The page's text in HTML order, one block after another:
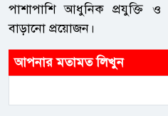
পাশাপাশি আধুনিক প্রযুক্তি ও
বাড়ানো প্রয়োজন।
আপনার মতামত লিখুন